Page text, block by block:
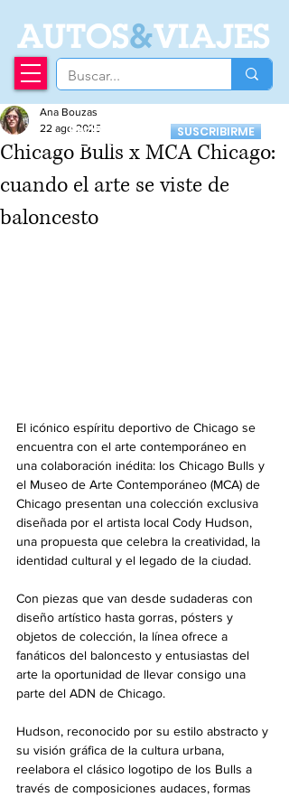
AUTOS&VIAJES
Recibí nuestro
Newsletter
SUSCRIBIRME
Chicago Bulls x MCA Chicago:
cuando el arte se viste de
baloncesto
Ana Bouzas
22 ago 2025
El icónico espíritu deportivo de Chicago se
encuentra con el arte contemporáneo en
una colaboración inédita: los Chicago Bulls y
el Museo de Arte Contemporáneo (MCA) de
Chicago presentan una colección exclusiva
diseñada por el artista local Cody Hudson,
una propuesta que celebra la creatividad, la
identidad cultural y el legado de la ciudad.
Con piezas que van desde sudaderas con
diseño artístico hasta gorras, pósters y
objetos de colección, la línea ofrece a
fanáticos del baloncesto y entusiastas del
arte la oportunidad de llevar consigo una
parte del ADN de Chicago.
Hudson, reconocido por su estilo abstracto y
su visión gráfica de la cultura urbana,
reelabora el clásico logotipo de los Bulls a
través de composiciones audaces, formas